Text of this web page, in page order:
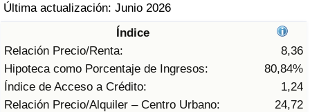
Última actualización: Junio 2026
Índice
Relación Precio/Renta:
8,36
Hipoteca como Porcentaje de Ingresos:
80,84%
Índice de Acceso a Crédito:
1,24
Relación Precio/Alquiler – Centro Urbano:
24,72
Índice de Contaminación (Actual)
Índice de contaminación
Índice de Contaminación por País